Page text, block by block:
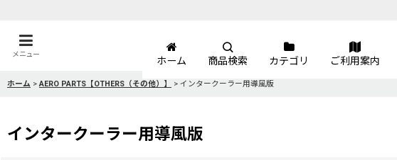
メニュー
ホーム 商品検索 カテゴリ ご利用案内
ホーム > AERO PARTS【OTHERS（その他）】 > インタークーラー用導風版
インタークーラー用導風版